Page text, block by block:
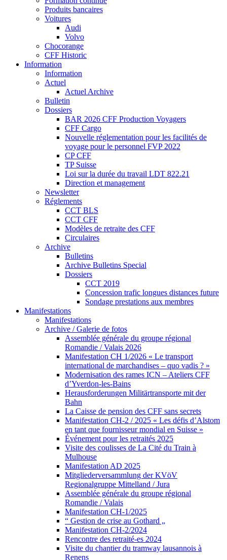
Produits bancaires
Voitures
Audi
Volvo
Chocorange
CFF Historic
Information
Information
Actuel
Actuel Archive
Bulletin
Dossiers
BAR 2026 CFF Production Voyagers
CFF Cargo
Nouvelle réglementation pour les facilités de
voyage pour le personnel FVP 2022
CP CFF
TP Suisse
Loi sur la durée du travail LDT 822.21
Direction et management
Newsletter
Réglements
CCT BLS
CCT CFF
Modèles de retraite des CFF
Circulaires
Archive
Bulletins
Archive Bulletins Special
Dossiers
CCT 2019
Concession trafic longues distances future
Sondage prestations aux membres
Manifestations
Manifestations
Archive / Galerie de fotos
Assemblée générale du groupe régional
Romandie / Valais 2026
Manifestation CH 1/2026 « Le transport
international de marchandises – quo vadis ? »
Modernisation des rames ICN – Ateliers CFF
d’Yverdon-les-Bains
Herausforderungen Militärtransporte mit der
Bahn
La Caisse de pension des CFF sans secrets
Manifestation CH-2 / 2025 « Les défis d’Alstom
en tant que fournisseur mondial en Suisse »
Événement pour les retraités 2025
Visite des coulisses de La Cité du Train à
Mulhouse
Manifestation AD 2025
Mitgliederversammlung der KVöV
Regionalgruppe Mittelland / Jura
Assemblée générale du groupe régional
Romandie / Valais
Manifestation CH-1/2025
“ Gestion de crise au Gothard „
Manifestation CH-2/2024
Rencontre des retraité-es 2024
Visite du chantier du tramway lausannois à
Renens